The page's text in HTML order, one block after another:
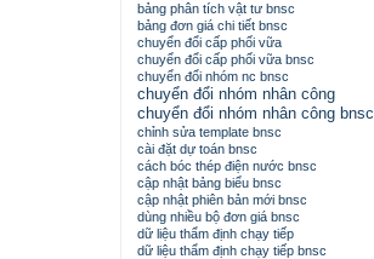
bảng phân tích vật tư bnsc
bảng đơn giá chi tiết bnsc
chuyển đổi cấp phối vữa
chuyển đổi cấp phối vữa bnsc
chuyển đổi nhóm nc bnsc
chuyển đổi nhóm nhân công
chuyển đổi nhóm nhân công bnsc
chỉnh sửa template bnsc
cài đặt dự toán bnsc
cách bóc thép điện nước bnsc
cập nhật bảng biểu bnsc
cập nhật phiên bản mới bnsc
dùng nhiều bộ đơn giá bnsc
dữ liệu thẩm định chạy tiếp
dữ liệu thẩm định chạy tiếp bnsc